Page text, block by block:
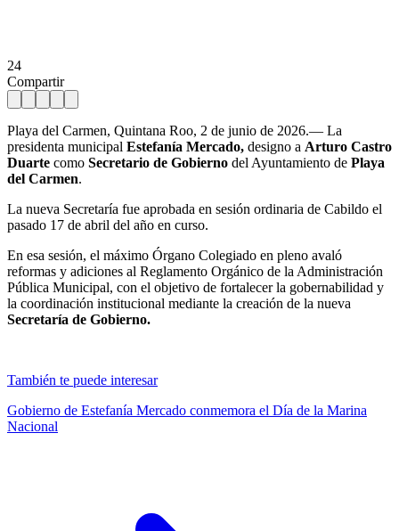
24
Compartir
Playa del Carmen, Quintana Roo, 2 de junio de 2026.— La
presidenta municipal Estefanía Mercado, designo a Arturo Castro
Duarte como Secretario de Gobierno del Ayuntamiento de Playa
del Carmen.
La nueva Secretaría fue aprobada en sesión ordinaria de Cabildo el
pasado 17 de abril del año en curso.
En esa sesión, el máximo Órgano Colegiado en pleno avaló
reformas y adiciones al Reglamento Orgánico de la Administración
Pública Municipal, con el objetivo de fortalecer la gobernabilidad y
la coordinación institucional mediante la creación de la nueva
Secretaría de Gobierno.
También te puede interesar
Gobierno de Estefanía Mercado conmemora el Día de la Marina
Nacional